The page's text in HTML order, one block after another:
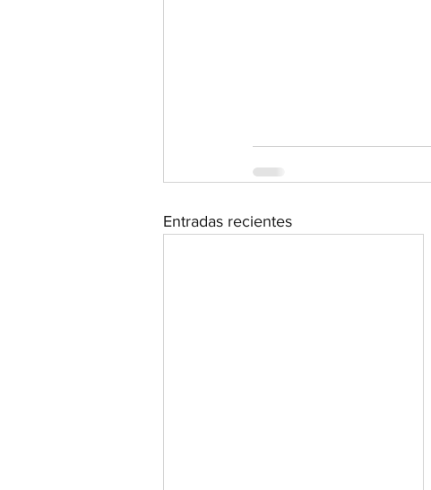
Entradas recientes